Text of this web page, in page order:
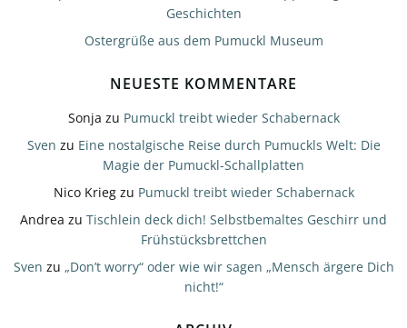
Geschichten
Ostergrüße aus dem Pumuckl Museum
NEUESTE KOMMENTARE
Sonja zu Pumuckl treibt wieder Schabernack
Sven zu Eine nostalgische Reise durch Pumuckls Welt: Die
Magie der Pumuckl-Schallplatten
Nico Kriegzu Pumuckl treibt wieder Schabernack
Andrea zu Tischlein deck dich! Selbstbemaltes Geschirr und
Frühstücksbrettchen
Sven zu „Don’t worry“ oder wie wir sagen „Mensch ärgere Dich
nicht!“